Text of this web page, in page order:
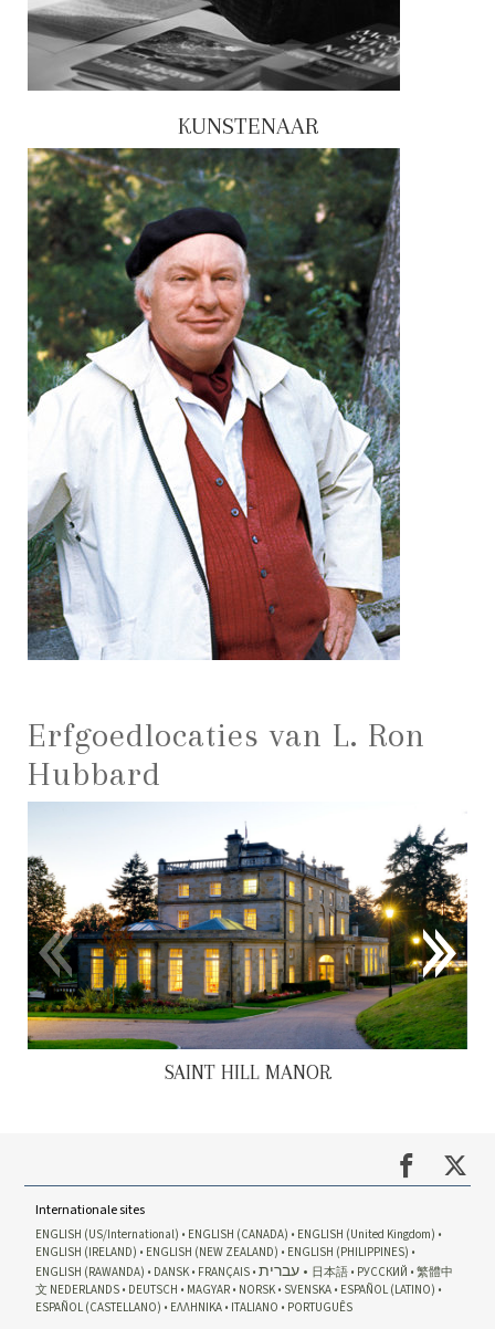
KUNSTENAAR
Erfgoedlocaties van L. Ron
Hubbard
SAINT HILL MANOR
Internationale sites
ENGLISH (US/International) ENGLISH (CANADA)
ENGLISH (United Kingdom)
ENGLISH (IRELAND)
ENGLISH (NEW ZEALAND)
ENGLISH (PHILIPPINES)
ENGLISH (RAWANDA)
DANSK FRANÇAIS עברית 日本語 РУССКИЙ
繁體中
文 NEDERLANDS DEUTSCH MAGYAR NORSK SVENSKA ESPAÑOL (LATINO)
ESPAÑOL (CASTELLANO)
ΕΛΛΗΝΙΚA ITALIANO PORTUGUÊS